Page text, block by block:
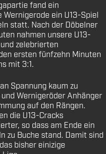
fand ein
ein U13-Spiel
statt. Nach der Döbelner
nahmen unsere U13-
zelebrierten
ersten fünfzehn Minuten
mit 3:1.
Spannung kaum zu
Wernigeröder Anhänger
auf den Rängen.
die U13-Cracks
so dass am Ende ein
zu Buche stand. Damit sind
bisher einizige